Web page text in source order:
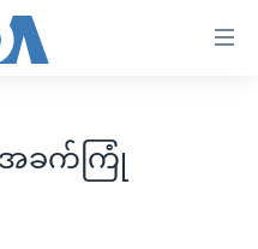
အခက်ကြုံ